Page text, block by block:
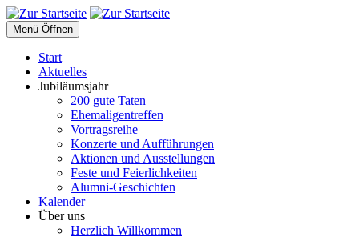
Menü Öffnen
Start
Aktuelles
Jubiläumsjahr
200 gute Taten
Ehemaligentreffen
Vortragsreihe
Konzerte und Aufführungen
Aktionen und Ausstellungen
Feste und Feierlichkeiten
Alumni-Geschichten
Kalender
Über uns
Herzlich Willkommen